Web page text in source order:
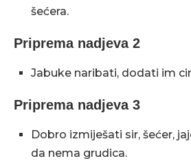
šećera.
Priprema nadjeva 2
Jabuke naribati, dodati im
Priprema nadjeva 3
Dobro izmiješati sir, šećer,
da nema grudica.